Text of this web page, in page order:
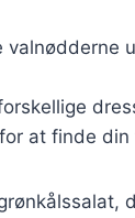
at finde din